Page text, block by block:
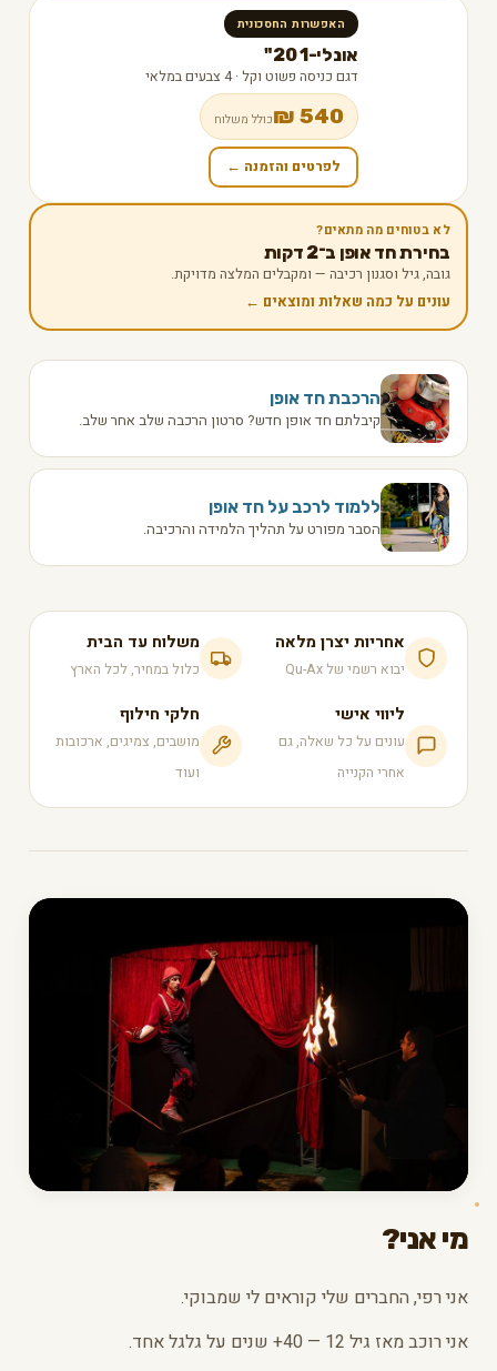
האפשרות החסכונית
אונלי-1 20"
דגם כניסה פשוט וקל · 4 צבעים במלאי
540 ₪ כולל משלוח
לפרטים והזמנה ←
לא בטוחים מה מתאים?
בחירת חד אופן ב־2 דקות
גובה, גיל וסגנון רכיבה — ומקבלים המלצה מדויקת.
עונים על כמה שאלות ומוצאים ←
הרכבת חד אופן
קיבלתם חד אופן חדש? סרטון הרכבה שלב אחר שלב.
ללמוד לרכב על חד אופן
הסבר מפורט על תהליך הלמידה והרכיבה.
אחריות יצרן מלאה
יבוא רשמי של Qu-Ax
משלוח עד הבית
כלול במחיר, לכל הארץ
ליווי אישי
עונים על כל שאלה, גם
אחרי הקנייה
חלקי חילוף
מושבים, צמיגים, ארכובות
ועוד
מי אני?
אני רפי, החברים שלי קוראים לי שמבוקי.
אני רוכב מאז גיל 12 — 40+ שנים על גלגל אחד.